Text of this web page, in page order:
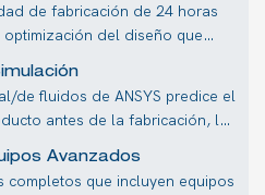
de fabricación de 24 horas
del diseño que
de fluidos de ANSYS predice el
antes de la fabricación, lo
Avanzados
completos que incluyen equipos